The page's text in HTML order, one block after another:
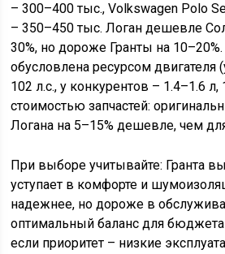
– 300–400 тыс., Volkswagen Polo
– 350–450 тыс. Логан дешевле
30%, но дороже Гранты на
обусловлена ресурсом двигателя
102 л.с., у конкурентов – 1.4–1.6 л,
стоимостью запчастей:
Логана на 5–15% дешевле, чем
При выборе учитывайте: Гранта
уступает в комфорте и
надежнее, но дороже в
оптимальный баланс для
если приоритет – низкие